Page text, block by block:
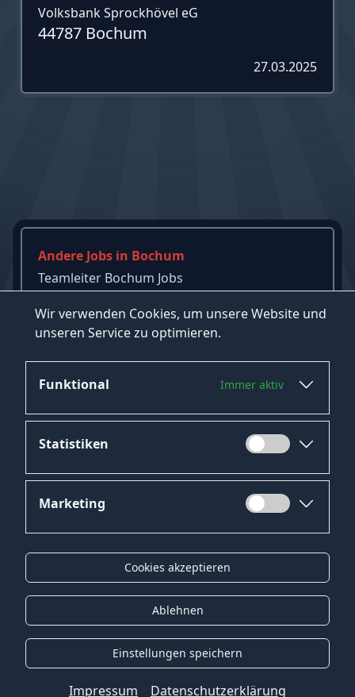
Wir verwenden Cookies, um unsere Website und
unseren Service zu optimieren.
Funktional Immer aktiv
Statistiken
Marketing
Cookies akzeptieren
Ablehnen
Einstellungen speichern
Impressum Datenschutzerklärung
Volksbank Sprockhövel eG
44787 Bochum
27.03.2025
Andere Jobs in Bochum
Teamleiter Bochum Jobs
Call Center Bochum Jobs
Mehr Jobs in Bochum ansehen
Datenschutz
Impressum
Kontakt
Gender-Hinweis
© 2026 Onyx Consulting GmbH